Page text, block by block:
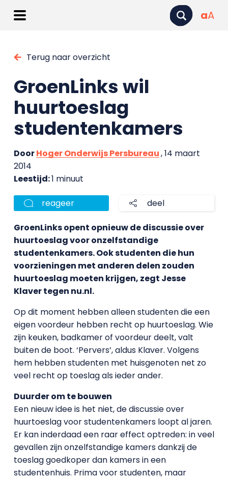
aA
Terug naar overzicht
GroenLinks wil
huurtoeslag
studentenkamers
DoorHoger Onderwijs Persbureau, 14 maart
2014
Leestijd:1 minuut
reageer deel
GroenLinks opent opnieuw de discussie over
huurtoeslag voor onzelfstandige
studentenkamers. Ook studenten die hun
voorzieningen met anderen delen zouden
huurtoeslag moeten krijgen, zegt Jesse
Klaver tegen nu.nl.
Op dit moment hebben alleen studenten die een
eigen voordeur hebben recht op huurtoeslag. Wie
zijn keuken, badkamer of voordeur deelt, valt
buiten de boot. ‘Pervers’, aldus Klaver. Volgens
hem hebben studenten met huisgenoten net zo
veel recht op toeslag als ieder ander.
Duurder om te bouwen
Een nieuw idee is het niet, de discussie over
huurtoeslag voor studentenkamers loopt al jaren.
Er kan inderdaad een raar effect optreden: in veel
gevallen zijn onzelfstandige kamers dankzij de
toeslag goedkoper dan kamers in een
studentenhuis. Prima voor studenten, maar